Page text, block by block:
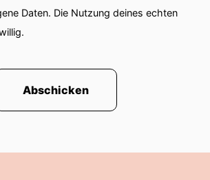
Daten. Die Nutzung deines echten
Abschicken